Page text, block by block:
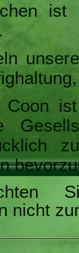
ist
Coon
nicht